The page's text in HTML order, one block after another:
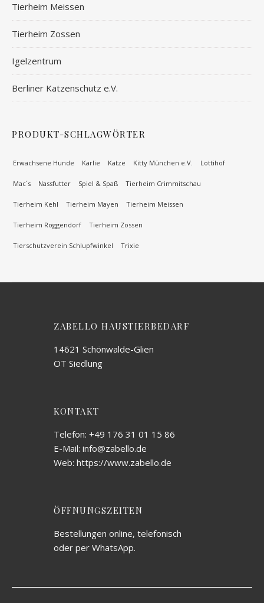
Tierheim Meissen
Tierheim Zossen
Igelzentrum
Berliner Katzenschutz e.V.
PRODUKT-SCHLAGWÖRTER
Erwachsene Hunde Karlie Katze Kitty München e.V. Lottihof
Mac´s Nassfutter Spiel & Spaß Tierheim Crimmitschau
Tierheim Kehl Tierheim Mayen Tierheim Meissen
Tierheim Roggendorf Tierheim Zossen
Tierschutzverein Schlupfwinkel Trixie
ZABELLO HAUSTIERBEDARF
14621 Schönwalde-Glien
OT Siedlung
KONTAKT
Telefon: +49 176 31 01 15 86
E-Mail: info@zabello.de
Web: https://www.zabello.de
ÖFFNUNGSZEITEN
Bestellungen online, telefonisch
oder per WhatsApp.